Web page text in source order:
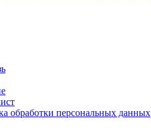
обработки персональных данных